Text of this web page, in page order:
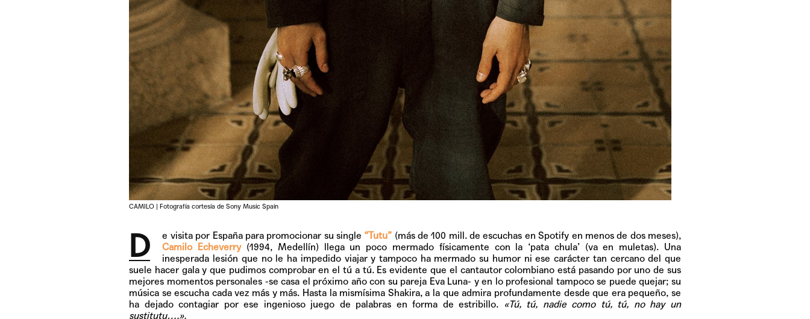
CAMILO | Fotografía cortesía de Sony Music Spain
D e visita por España para promocionar su single “Tutu” (más de 100 mill. de escuchas en Spotify en menos de dos meses),
Camilo Echeverry(1994, Medellín) llega un poco mermado físicamente con la ‘pata chula’ (va en muletas). Una
inesperada lesión que no le ha impedido viajar y tampoco ha mermado su humor ni ese carácter tan cercano del que
suele hacer gala y que pudimos comprobar en el tú a tú. Es evidente que el cantautor colombiano está pasando por uno de sus
mejores momentos personales -se casa el próximo año con su pareja Eva Luna- y en lo profesional tampoco se puede quejar; su
música se escucha cada vez más y más. Hasta la mismísima Shakira, a la que admira profundamente desde que era pequeño, se
ha dejado contagiar por ese ingenioso juego de palabras en forma de estribillo. «Tú, tú, nadie como tú, tú, no hay un
sustitutu….».